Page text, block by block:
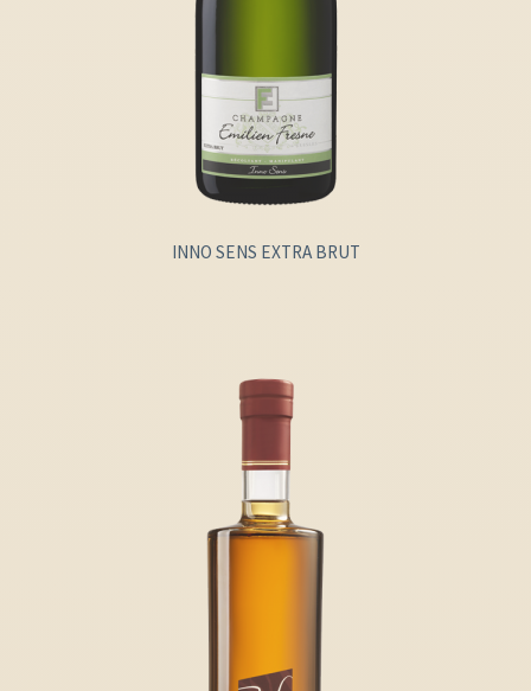
INNO SENS EXTRA BRUT